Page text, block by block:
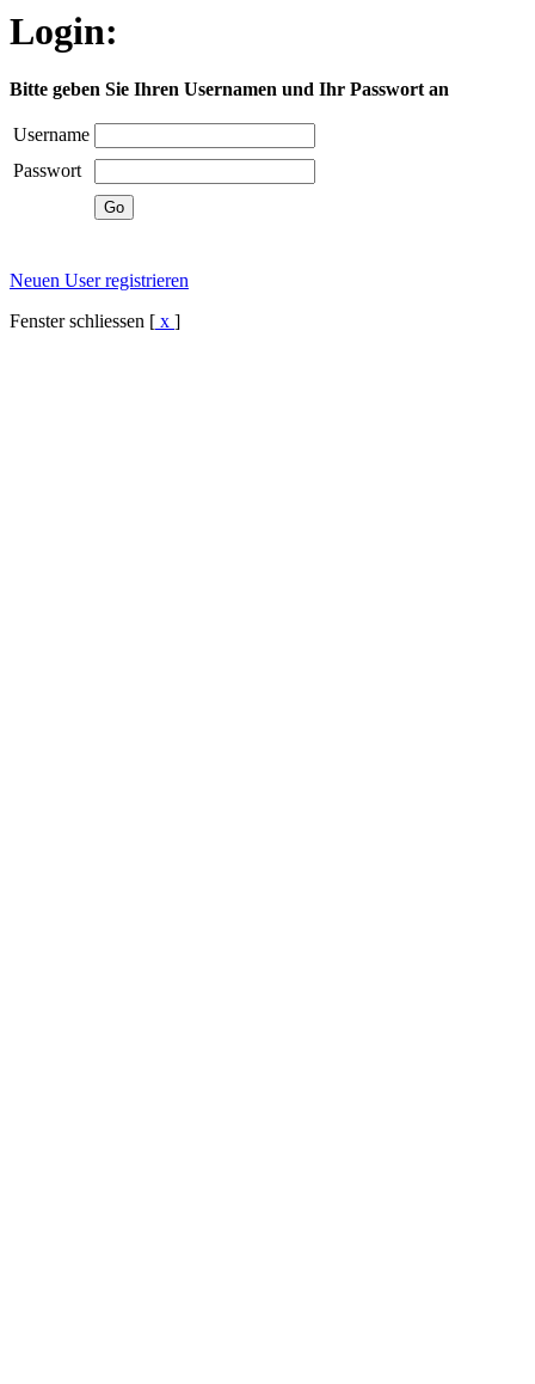
Login:
Bitte geben Sie Ihren Usernamen und Ihr Passwort an
Username
Passwort
Neuen User registrieren
Fenster schliessen [ x ]